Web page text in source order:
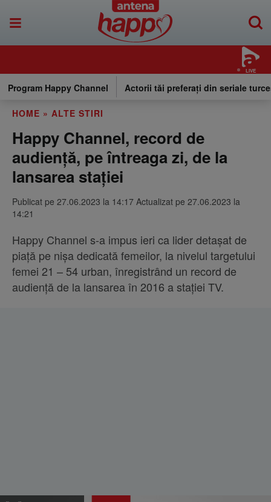
LIVE
Program Happy Channel Actorii tăi preferați din seriale
HOME » ALTE STIRI
Happy Channel, record de
audiență, pe întreaga zi, de la
lansarea stației
Publicat pe 27.06.2023 la 14:17 Actualizat pe 27.06.2023 la
14:21
Happy Channel s-a impus ieri ca lider detașat de
piață pe nişa dedicată femeilor, la nivelul targetului
femei 21 – 54 urban, înregistrând un record de
audiență de la lansarea în 2016 a stației TV.